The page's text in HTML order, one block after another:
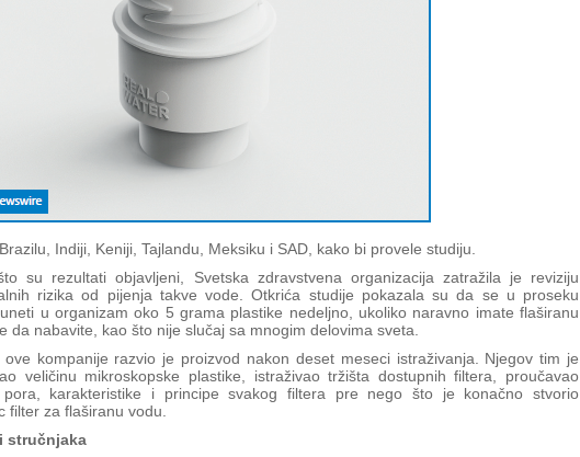
Indiji, Keniji, Tajlandu, Meksiku i SAD, kako bi provele studiju.
su rezultati objavljeni, Svetska zdravstvena organizacija zatražila je reviziju
rizika od pijenja takve vode. Otkrića studije pokazala su da se u proseku
u organizam oko 5 grama plastike nedeljno, ukoliko naravno imate flaširanu
da nabavite, kao što nije slučaj sa mnogim delovima sveta.
ove kompanije razvio je proizvod nakon deset meseci istraživanja. Njegov tim je
veličinu mikroskopske plastike, istraživao tržišta dostupnih filtera, proučavao
pora, karakteristike i principe svakog filtera pre nego što je konačno stvorio
filter za flaširanu vodu.
stručnjaka